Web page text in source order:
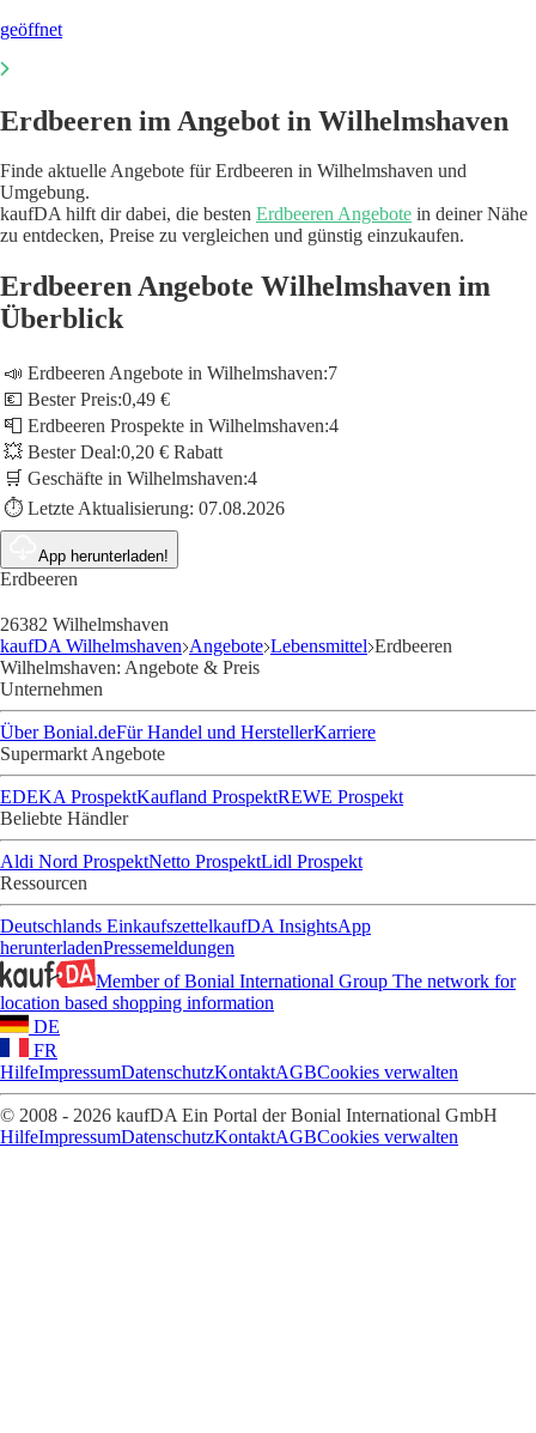
geöffnet
Erdbeeren im Angebot in Wilhelmshaven
Finde aktuelle Angebote für Erdbeeren in Wilhelmshaven und
Umgebung.
kaufDA hilft dir dabei, die besten Erdbeeren Angebote in deiner Nähe
zu entdecken, Preise zu vergleichen und günstig einzukaufen.
Erdbeeren Angebote Wilhelmshaven im
Überblick
📣 Erdbeeren Angebote in Wilhelmshaven:7
💶 Bester Preis:0,49 €
📮 Erdbeeren Prospekte in Wilhelmshaven:4
💥 Bester Deal:0,20 € Rabatt
🛒 Geschäfte in Wilhelmshaven:4
⏱️ Letzte Aktualisierung: 07.08.2026
App herunterladen!
Erdbeeren
26382 Wilhelmshaven
kaufDA Wilhelmshaven Angebote Lebensmittel Erdbeeren
Wilhelmshaven: Angebote & Preis
Unternehmen
Über Bonial.deFür Handel und HerstellerKarriere
Supermarkt Angebote
EDEKA ProspektKaufland ProspektREWE Prospekt
Beliebte Händler
Aldi Nord ProspektNetto ProspektLidl Prospekt
Ressourcen
Deutschlands EinkaufszettelkaufDA InsightsApp
herunterladenPressemeldungen
Member of Bonial International Group The network for
location based shopping information
DE
FR
HilfeImpressumDatenschutzKontaktAGBCookies verwalten
© 2008 - 2026 kaufDA Ein Portal der Bonial International GmbH
HilfeImpressumDatenschutzKontaktAGBCookies verwalten